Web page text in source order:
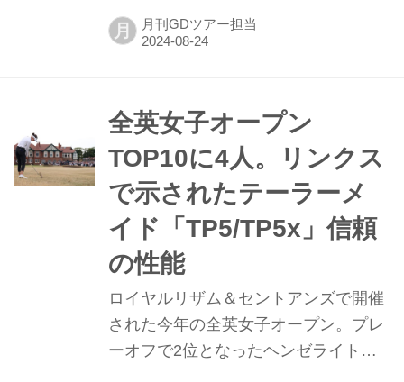
ティーオフ。雨はスタート後すぐに止
んだが、初日同様、強風が吹き荒れる
う河本の2日目を現地からレポート。
月 月刊GDツアー担当
全英女子オープン
TOP10に4人。リンクス
で示されたテーラーメ
イド「TP5/TP5x」信頼
の性能
ロイヤルリザム＆セントアンズで開催
された今年の全英女子オープン。プレ
ーオフで2位となったヘンゼライトを